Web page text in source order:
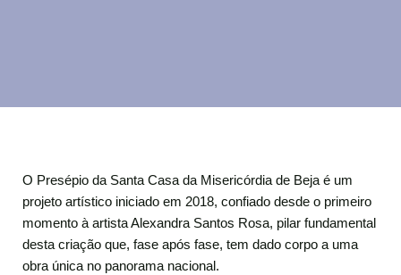
O Presépio da Santa Casa da Misericórdia de Beja é um
projeto artístico iniciado em 2018, confiado desde o primeiro
momento à artista Alexandra Santos Rosa, pilar fundamental
desta criação que, fase após fase, tem dado corpo a uma
obra única no panorama nacional.